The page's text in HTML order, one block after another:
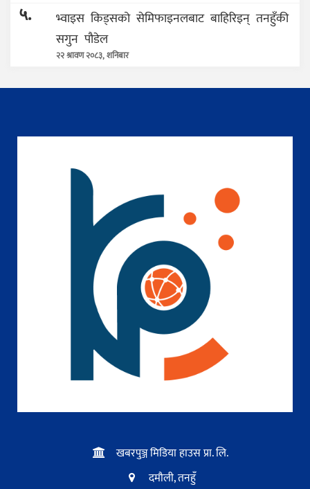
५.
भ्वाइस किड्सको सेमिफाइनलबाट बाहिरिइन् तनहुँकी
सगुन पौडेल
२२ श्रावण २०८३, शनिबार
खबरपुञ्ज मिडिया हाउस प्रा. लि.
दमौली, तनहुँ